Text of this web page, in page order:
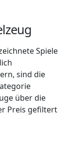
Spiele
sind die
über die
Preis gefiltert